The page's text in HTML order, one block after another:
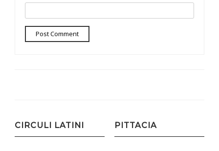
CIRCULI LATINI PITTACIA